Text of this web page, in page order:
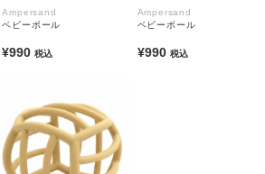
Ampersand
ベビーボール
¥990税込
Ampersand
ベビーボール
¥990 税込